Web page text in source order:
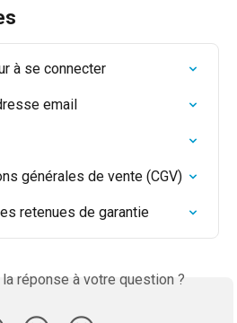
à se connecter
email
générales de vente (CGV)
retenues de garantie
réponse à votre question ?